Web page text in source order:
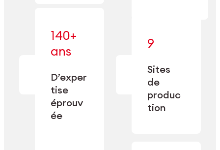
140+
ans
D’exper
tise
éprouv
ée
précision
1885.
9
Sites
de
produc
tion
approfondie
capacité de
double